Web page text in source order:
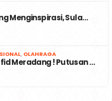
Menginspirasi, Sula…
, OLAHRAGA
Meradang ! Putusan …